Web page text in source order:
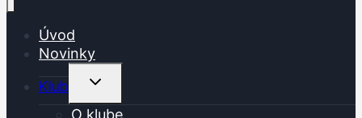
Úvod
Novinky
Klub
Toggle
menu